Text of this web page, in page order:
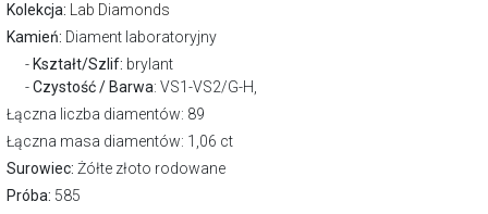
Kolekcja:
Lab Diamonds
Kamień: Diament laboratoryjny
Kształt/Szlif: brylant
Czystość / Barwa: VS1-VS2/G-H,
Łączna liczba diamentów: 89
Łączna masa diamentów: 1,06 ct
Surowiec: Żółte złoto rodowane
Próba: 585